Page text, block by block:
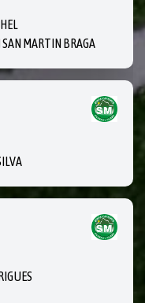
MARTIN BRAGA